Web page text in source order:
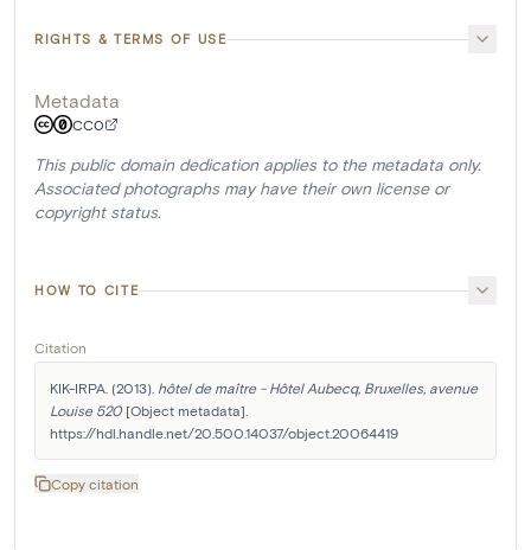
RIGHTS & TERMS OF USE
Metadata
CC0
This public domain dedication applies to the metadata only.
Associated photographs may have their own license or
copyright status.
HOW TO CITE
Citation
KIK-IRPA. (2013). hôtel de maître - Hôtel Aubecq, Bruxelles, avenue
Louise 520 [Object metadata].
https://hdl.handle.net/20.500.14037/object.20064419
Copy citation